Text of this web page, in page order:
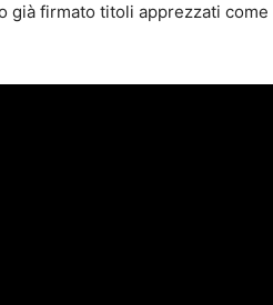
già firmato titoli apprezzati come